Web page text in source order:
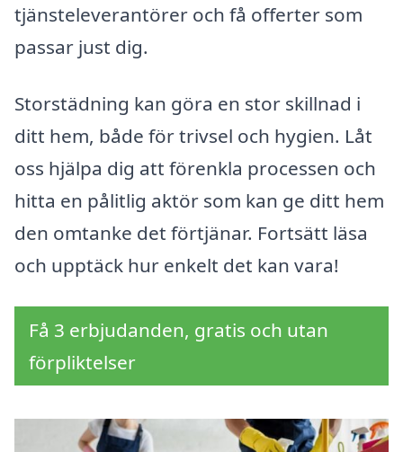
tjänsteleverantörer och få offerter som
passar just dig.
Storstädning kan göra en stor skillnad i
ditt hem, både för trivsel och hygien. Låt
oss hjälpa dig att förenkla processen och
hitta en pålitlig aktör som kan ge ditt hem
den omtanke det förtjänar. Fortsätt läsa
och upptäck hur enkelt det kan vara!
Få 3 erbjudanden, gratis och utan
förpliktelser